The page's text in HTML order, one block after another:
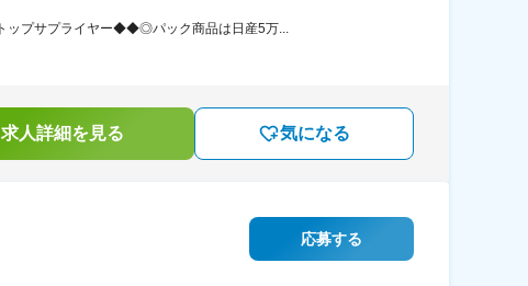
ップサプライヤー◆◆◎パック商品は日産5万...
求人詳細を見る 気になる
応募する